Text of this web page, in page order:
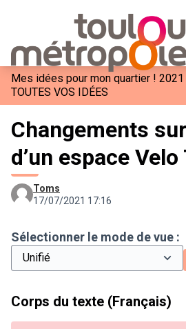
Mes idées pour mon quartier ! 2021
TOUTES VOS IDÉES
Changements
d’un espace
Toms
17/07/2021 17:16
Sélectionner le mode de vue :
Corps du texte (Français)